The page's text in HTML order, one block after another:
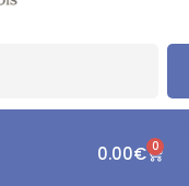
0.00€ 0